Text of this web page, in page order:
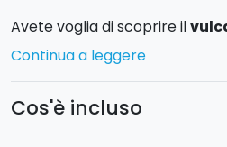
Avete voglia di scoprire il
d'Europa , accompagnati da
che vi consentirà di visitare
Continua a leggere
Cos'è incluso